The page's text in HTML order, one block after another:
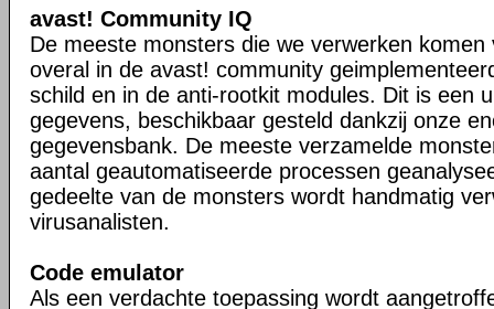
avast! Community IQ
De meeste monsters die we verwerken
overal in de avast! community
schild en in de anti-rootkit modules. Dit is een
gegevens, beschikbaar gesteld dankzij onze
gegevensbank. De meeste verzamelde
aantal geautomatiseerde processen
gedeelte van de monsters wordt handmatig
virusanalisten.
Code emulator
Als een verdachte toepassing wordt